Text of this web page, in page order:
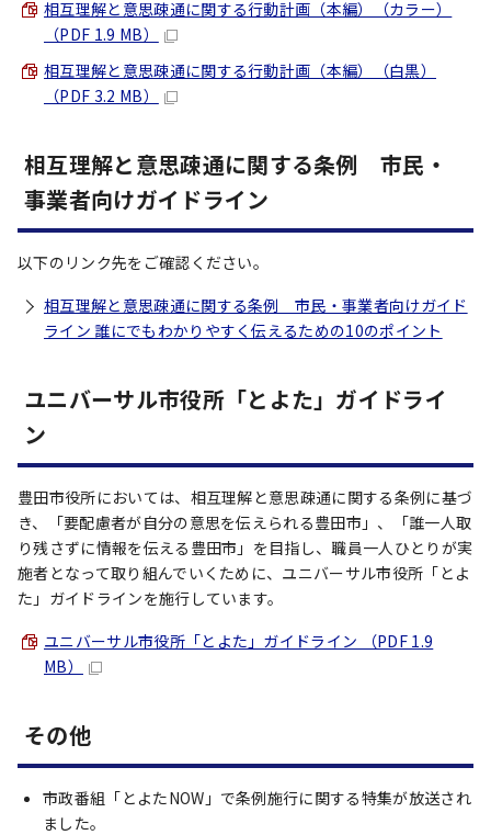
相互理解と意思疎通に関する行動計画（本編）（カラー）
（PDF 1.9 MB）
相互理解と意思疎通に関する行動計画（本編）（白黒）
（PDF 3.2 MB）
相互理解と意思疎通に関する条例 市民・
事業者向けガイドライン
以下のリンク先をご確認ください。
相互理解と意思疎通に関する条例 市民・事業者向けガイド
ライン 誰にでもわかりやすく伝えるための10のポイント
ユニバーサル市役所「とよた」ガイドライ
ン
豊田市役所においては、相互理解と意思疎通に関する条例に基づ
き、「要配慮者が自分の意思を伝えられる豊田市」、「誰一人取
り残さずに情報を伝える豊田市」を目指し、職員一人ひとりが実
施者となって取り組んでいくために、ユニバーサル市役所「とよ
た」ガイドラインを施行しています。
ユニバーサル市役所「とよた」ガイドライン （PDF 1.9
MB）
その他
市政番組「とよたNOW」で条例施行に関する特集が放送され
ました。